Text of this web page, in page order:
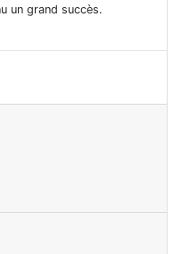
un grand succès.